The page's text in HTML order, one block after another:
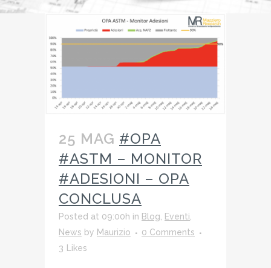
25 MAG #OPA
#ASTM – MONITOR
#ADESIONI – OPA
CONCLUSA
Posted at 09:00h in Blog Eventi
News by Maurizio
0 Comments
3
Likes